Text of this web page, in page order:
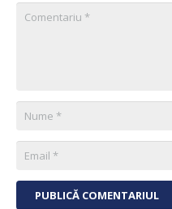
PUBLICĂ COMENTARIUL